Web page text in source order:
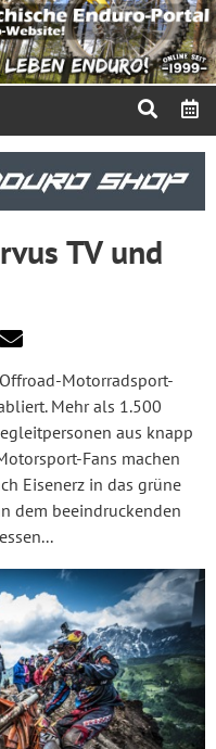
TV und
Motorradsport-
Mehr als 1.500
aus knapp
Fans machen
Eisenerz in das grüne
dem beeindruckenden